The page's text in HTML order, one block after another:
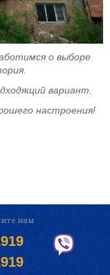
о выборе
вариант.
настроения!
нам